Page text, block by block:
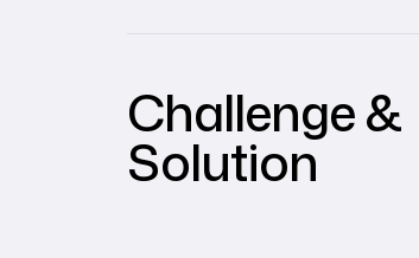
Challenge &
Solution